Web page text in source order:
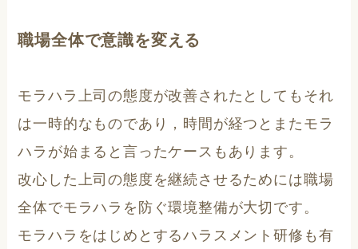
職場全体で意識を変える
モラハラ上司の態度が改善されたとしてもそれ
は一時的なものであり，時間が経つとまたモラ
ハラが始まると言ったケースもあります。
改心した上司の態度を継続させるためには職場
全体でモラハラを防ぐ環境整備が大切です。
モラハラをはじめとするハラスメント研修も有